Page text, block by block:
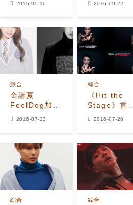
2015-05-16 2016-09-22
金請夏
FeelDog加盟
綜合
2016-07-23
《Hit the
Stage》首播
點
綜合
2016-07-26
綜合 綜合